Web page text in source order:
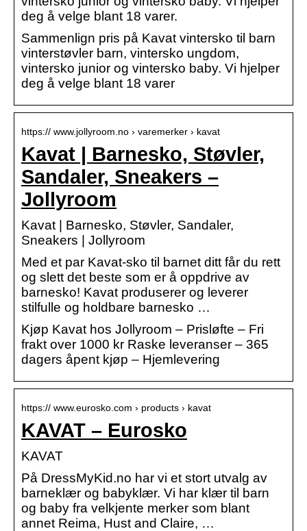
deg å velge blant 18 varer.
Sammenlign pris på Kavat vintersko til barn
vinterstøvler barn, vintersko ungdom,
vintersko junior og vintersko baby. Vi hjelper
deg å velge blant 18 varer
https:// www.jollyroom.no › varemerker › kavat
Kavat | Barnesko, Støvler,
Sandaler, Sneakers –
Jollyroom
Kavat | Barnesko, Støvler, Sandaler,
Sneakers | Jollyroom
Med et par Kavat-sko til barnet ditt får du rett
og slett det beste som er å oppdrive av
barnesko! Kavat produserer og leverer
stilfulle og holdbare barnesko …
Kjøp Kavat hos Jollyroom – Prisløfte – Fri
frakt over 1000 kr Raske leveranser – 365
dagers åpent kjøp – Hjemlevering
https:// www.eurosko.com › products › kavat
KAVAT – Eurosko
KAVAT
På DressMyKid.no har vi et stort utvalg av
barneklær og babyklær. Vi har klær til barn
og baby fra velkjente merker som blant
annet Reima, Hust and Claire, …